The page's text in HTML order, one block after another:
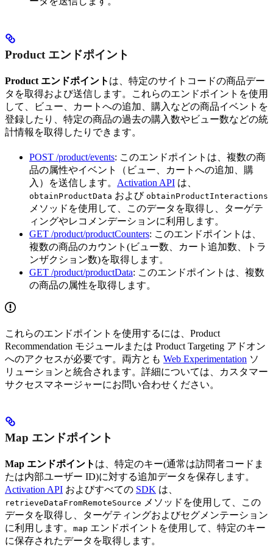
Product エンドポイント
Product エンドポイント は、特定のサイトコードの商品デー
タを取得および送信します。これらのエンドポイントを使用
して、ビュー、カートへの追加、購入などの商品イベントを
登録したり、特定の商品の過去の購入数やビュー数などの統
計情報を取得したりできます。
POST /product/events: このエンドポイントは、複数の商
品の属性やイベント（ビュー、カートへの追加、購
入）を送信します。 Activation API は、
obtainProductData および obtainProductInteractions
メソッドを使用して、このデータを取得し、ターゲテ
ィングやレコメンデーションに利用します。
GET /product/productCounters: このエンドポイントは、
複数の商品のカウント(ビュー数、カート追加数、トラ
ンザクション数)を取得します。
GET /product/productData: このエンドポイントは、複数
の商品の属性を取得します。
これらのエンドポイントを使用するには、Product
Recommendation モジュールまたは Product Targeting アドオン
へのアクセスが必要です。両方とも Web Experimentation ソ
リューションと統合されます。詳細については、カスタマー
サクセスマネージャーにお問い合わせください。
Map エンドポイント
Map エンドポイント は、特定のキー(通常は訪問者コードま
たは内部ユーザー ID)に対する追加データを保存します。
Activation API およびすべての SDK は、
retrieveDataFromRemoteSource メソッドを使用して、この
データを取得し、ターゲティングおよびセグメンテーション
に利用します。 map エンドポイントを使用して、特定のキー
に保存されたデータを取得します。